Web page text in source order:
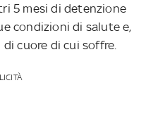
5 mesi di detenzione
condizioni di salute e,
cuore di cui soffre.